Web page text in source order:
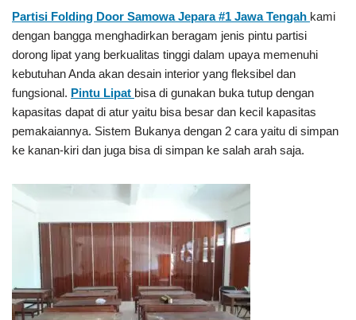
Partisi Folding Door Samowa Jepara #1 Jawa Tengah kami
dengan bangga menghadirkan beragam jenis pintu partisi
dorong lipat yang berkualitas tinggi dalam upaya memenuhi
kebutuhan Anda akan desain interior yang fleksibel dan
fungsional. Pintu Lipat bisa di gunakan buka tutup dengan
kapasitas dapat di atur yaitu bisa besar dan kecil kapasitas
pemakaiannya. Sistem Bukanya dengan 2 cara yaitu di simpan
ke kanan-kiri dan juga bisa di simpan ke salah arah saja.